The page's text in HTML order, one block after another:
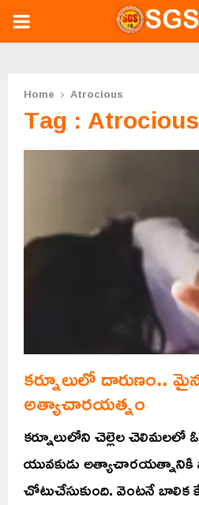
PRIMARY
Home Atrocious
Tag : Atrocious
కర్నూలులో దారుణం..
అత్యాచారయత్నం
కర్నూలులోని చెల్లెల చెలిమలలో
యువకుడు
చోటుచేసుకుంది. వెంటనే